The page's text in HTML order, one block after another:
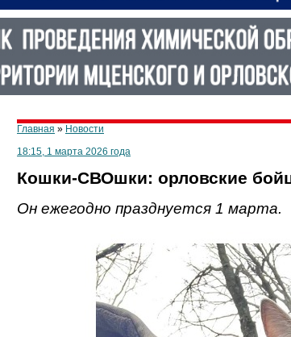
Главная » Новости
18:15, 1 марта 2026 года
Кошки-СВОшки: орловские
Он ежегодно празднуется 1 марта.